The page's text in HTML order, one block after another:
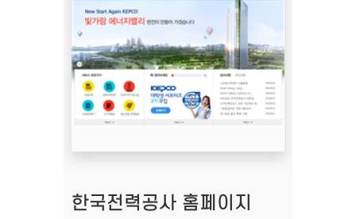
한국전력공사 홈페이지